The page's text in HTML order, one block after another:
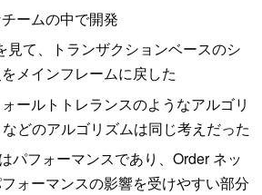
ームの中で開発
見て、トランザクションベースのシ
メインフレームに戻した
ールトトレランスのようなアルゴリ
どのアルゴリズムは同じ考えだった
パフォーマンスであり、Order ネッ
ォーマンスの影響を受けやすい部分